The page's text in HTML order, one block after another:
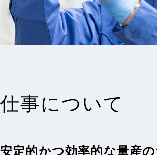
仕事について
安定的かつ効率的な量産の